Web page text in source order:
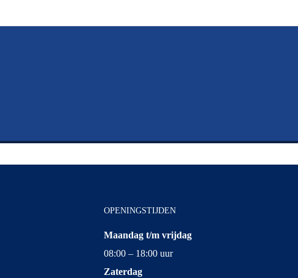
OPENINGSTIJDEN
Maandag t/m vrijdag
08:00 – 18:00 uur
Zaterdag